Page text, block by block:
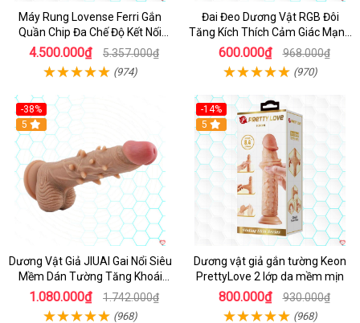
Máy Rung Lovense Ferri Gắn
Quần Chip Đa Chế Độ Kết Nối
App
4.500.000₫ 5.357.000₫
(974)
Đai Đeo Dương Vật RGB Đôi
Tăng Kích Thích Cảm Giác Mạnh
Mẽ
600.000₫ 968.000₫
(970)
-38%
5
Dương Vật Giả JIUAI Gai Nổi Siêu
Mềm Dán Tường Tăng Khoái
Cảm
1.080.000₫ 1.742.000₫
(968)
-14%
5
Dương vật giả gắn tường Keon
PrettyLove 2 lớp da mềm mịn
800.000₫ 930.000₫
(968)